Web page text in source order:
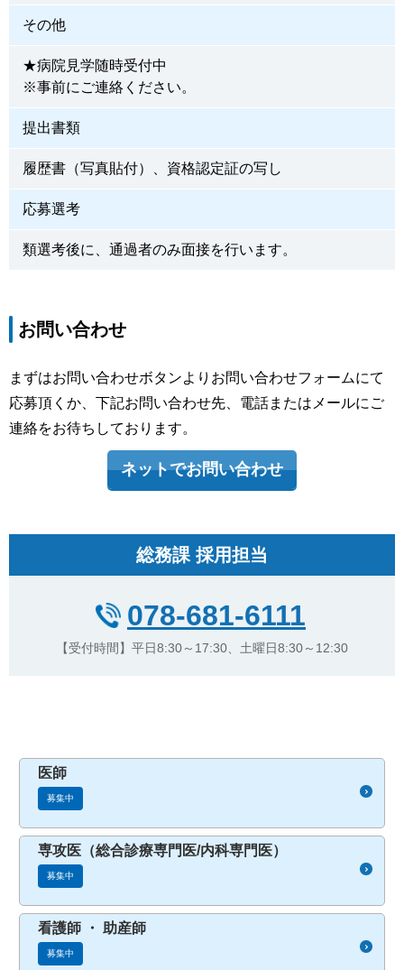
その他
★病院見学随時受付中
※事前にご連絡ください。
提出書類
履歴書（写真貼付）、資格認定証の写し
応募選考
類選考後に、通過者のみ面接を行います。
お問い合わせ
まずはお問い合わせボタンよりお問い合わせフォームにて
応募頂くか、下記お問い合わせ先、電話またはメールにご
連絡をお待ちしております。
ネットでお問い合わせ
総務課 採用担当
078-681-6111
【受付時間】平日8:30～17:30、土曜日8:30～12:30
医師
募集中
専攻医（総合診療専門医/内科専門医）
募集中
看護師 ・ 助産師
募集中